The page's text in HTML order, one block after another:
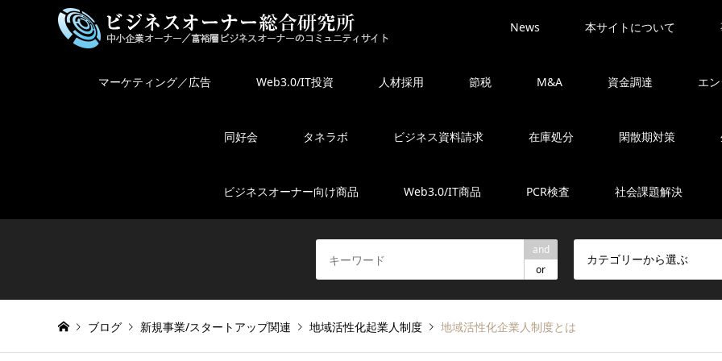
News 本サイトについて
マーケティング／広告 Web3.0/IT投資 人材採用 節税 M&A 資金調達 エ
同好会 タネラボ ビジネス資料請求 在庫処分 閑散期対策
ビジネスオーナー向け商品 Web3.0/IT商品 PCR検査 社会課題解決
and
or
カテゴリーから選ぶ
ブログ 新規事業/スタートアップ関連 地域活性化起業人制度 地域活性化企業人制度とは